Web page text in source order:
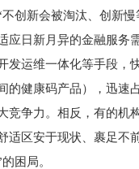
创新会被淘汰、创新
应日新月异的金融服务
发运维一体化等手段，
的健康码产品），迅速
竞争力。相反，有的机
适区安于现状、裹足不
困局。